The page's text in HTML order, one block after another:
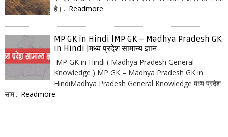
है।... Readmore
MP GK in Hindi |MP GK – Madhya Pradesh GK
in Hindi |मध्य प्रदेश सामान्य ज्ञान
MP GK in Hindi ( Madhya Pradesh General
Knowledge ) MP GK – Madhya Pradesh GK in
HindiMadhya Pradesh General Knowledge मध्य प्रदेश
साम... Readmore